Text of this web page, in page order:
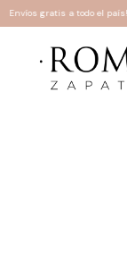
20% OFF + 6 cuotas SIN